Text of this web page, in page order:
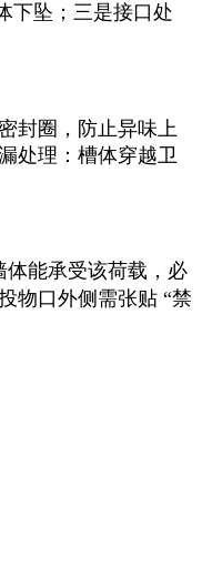
下坠；三是接口处
封圈，防止异味上
处理：槽体穿越卫
体能承受该荷载，必
物口外侧需张贴 “禁